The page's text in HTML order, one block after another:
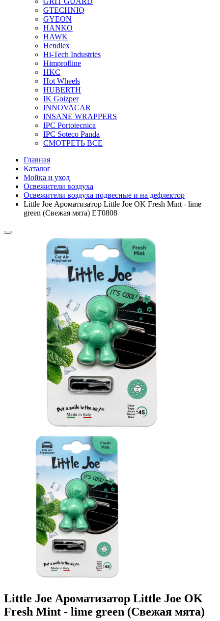
GTECHNIQ
GYEON
HANKO
HAWK
Hendlex
Hi-Tech Industries
Himprofline
HKC
Hot Wheels
HUBERTH
IK Goizper
INNOVACAR
INSANE WRAPPERS
IPC Portotecnica
IPC Soteco Panda
СМОТРЕТЬ ВСЕ
Главная
Каталог
Мойка и уход
Освежители воздуха
Освежители воздуха подвесные и на дефлектор
Little Joe Ароматизатор Little Joe OK Fresh Mint - lime
green (Свежая мята) ET0808
Little Joe Ароматизатор Little Joe OK
Fresh Mint - lime green (Свежая мята)